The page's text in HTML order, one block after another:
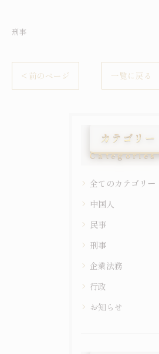
刑事
< 前のページ 一覧に戻る
カテゴリー
Categories
全てのカテゴリー
中国人
民事
刑事
企業法務
行政
お知らせ